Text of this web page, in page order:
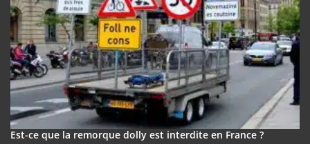
Est-ce que la remorque dolly est interdite en France ?